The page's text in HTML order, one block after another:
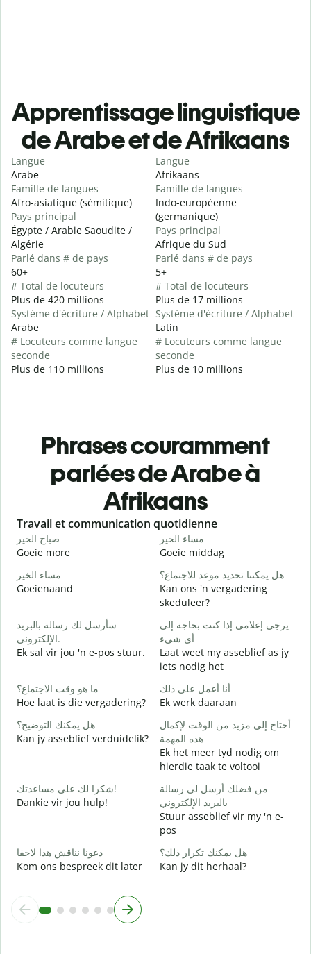
Apprentissage linguistique
de Arabe et de Afrikaans
Langue
Arabe
Famille de langues
Afro-asiatique (sémitique)
Pays principal
Égypte / Arabie Saoudite /
Algérie
Parlé dans # de pays
60+
# Total de locuteurs
Plus de 420 millions
Système d'écriture / Alphabet
Arabe
# Locuteurs comme langue
seconde
Plus de 110 millions
Langue
Afrikaans
Famille de langues
Indo-européenne
(germanique)
Pays principal
Afrique du Sud
Parlé dans # de pays
5+
# Total de locuteurs
Plus de 17 millions
Système d'écriture / Alphabet
Latin
# Locuteurs comme langue
seconde
Plus de 10 millions
Phrases couramment
parlées de Arabe à
Afrikaans
Slide 1 of 6
Travail et communication quotidienne
صباح الخير
Goeie more
مساء الخير
Goeie middag
مساء الخير
Goeienaand
هل يمكننا تحديد موعد للاجتماع؟
Kan ons 'n vergadering
skeduleer?
سأرسل لك رسالة بالبريد
الإلكتروني.
Ek sal vir jou 'n e-pos stuur.
يرجى إعلامي إذا كنت بحاجة إلى
أي شيء
Laat weet my asseblief as jy
iets nodig het
ما هو وقت الاجتماع؟
Hoe laat is die vergadering?
أنا أعمل على ذلك
Ek werk daaraan
هل يمكنك التوضيح؟
Kan jy asseblief verduidelik?
أحتاج إلى مزيد من الوقت لإكمال
هذه المهمة
Ek het meer tyd nodig om
hierdie taak te voltooi
شكرا لك على مساعدتك!
Dankie vir jou hulp!
من فضلك أرسل لي رسالة
بالبريد الإلكتروني
Stuur asseblief vir my 'n e-
pos
دعونا نناقش هذا لاحقا
Kom ons bespreek dit later
هل يمكنك تكرار ذلك؟
Kan jy dit herhaal?